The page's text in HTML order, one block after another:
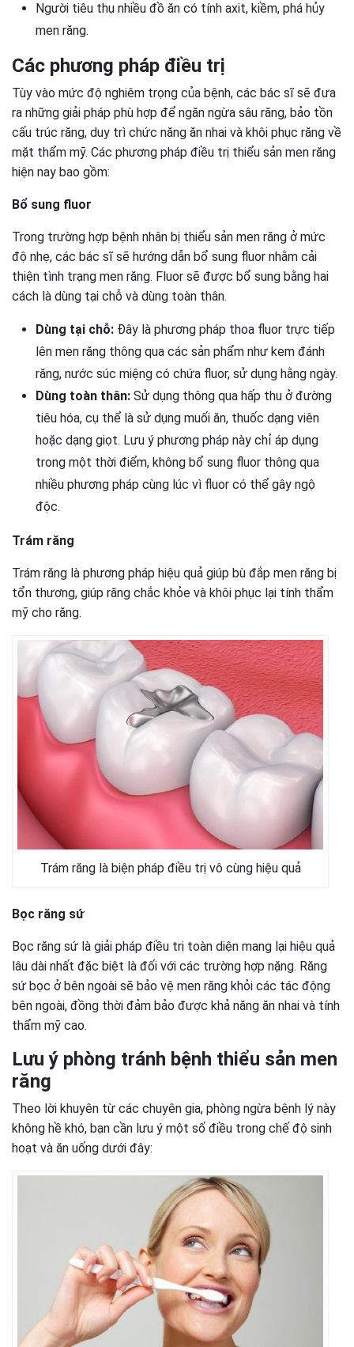
Người tiêu thụ nhiều đồ ăn có tính axit, kiềm, phá hủy
men răng.
Các phương pháp điều trị
Tùy vào mức độ nghiêm trọng của bệnh, các bác sĩ sẽ đưa
ra những giải pháp phù hợp để ngăn ngừa sâu răng, bảo tồn
cấu trúc răng, duy trì chức năng ăn nhai và khôi phục răng về
mặt thẩm mỹ. Các phương pháp điều trị thiểu sản men răng
hiện nay bao gồm:
Bổ sung fluor
Trong trường hợp bệnh nhân bị thiểu sản men răng ở mức
độ nhẹ, các bác sĩ sẽ hướng dẫn bổ sung fluor nhằm cải
thiện tình trạng men răng. Fluor sẽ được bổ sung bằng hai
cách là dùng tại chỗ và dùng toàn thân.
Dùng tại chỗ: Đây là phương pháp thoa fluor trực tiếp
lên men răng thông qua các sản phẩm như kem đánh
răng, nước súc miệng có chứa fluor, sử dụng hằng ngày.
Dùng toàn thân: Sử dụng thông qua hấp thu ở đường
tiêu hóa, cụ thể là sử dụng muối ăn, thuốc dạng viên
hoặc dạng giọt. Lưu ý phương pháp này chỉ áp dụng
trong một thời điểm, không bổ sung fluor thông qua
nhiều phương pháp cùng lúc vì fluor có thể gây ngộ
độc.
Trám răng
Trám răng là phương pháp hiệu quả giúp bù đắp men răng bị
tổn thương, giúp răng chắc khỏe và khôi phục lại tính thẩm
mỹ cho răng.
Trám răng là biện pháp điều trị vô cùng hiệu quả
Bọc răng sứ
Bọc răng sứ là giải pháp điều trị toàn diện mang lại hiệu quả
lâu dài nhất đặc biệt là đối với các trường hợp nặng. Răng
sứ bọc ở bên ngoài sẽ bảo vệ men răng khỏi các tác động
bên ngoài, đồng thời đảm bảo được khả năng ăn nhai và tính
thẩm mỹ cao.
Lưu ý phòng tránh bệnh thiểu sản men
răng
Theo lời khuyên từ các chuyên gia, phòng ngừa bệnh lý này
không hề khó, bạn cần lưu ý một số điều trong chế độ sinh
hoạt và ăn uống dưới đây: